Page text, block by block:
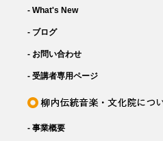
- What's New
- ブログ
- お問い合わせ
- 受講者専用ページ
- 事業概要